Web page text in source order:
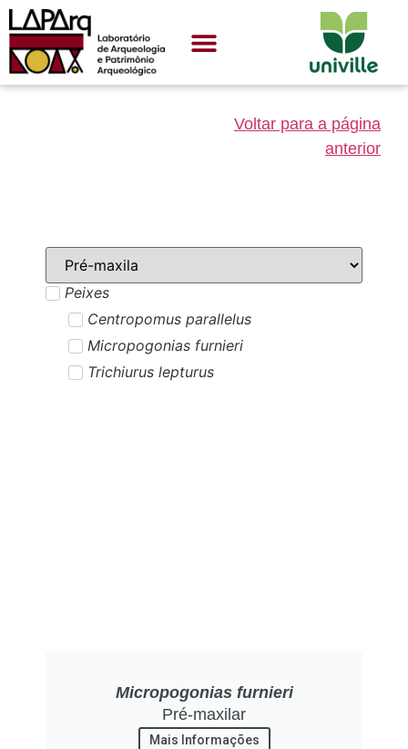
Voltar para a página
anterior
Peixes
Centropomus parallelus
Micropogonias furnieri
Trichiurus lepturus
Micropogonias furnieri
Pré-maxilar
Mais Informações